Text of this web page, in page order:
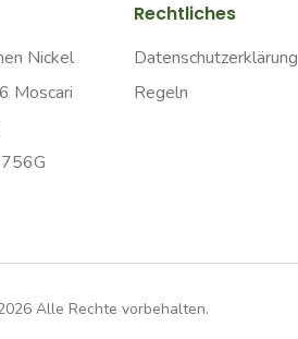
Nickel
Moscari
Rechtliches
Datenschutzerklärung
Regeln
Alle Rechte vorbehalten.